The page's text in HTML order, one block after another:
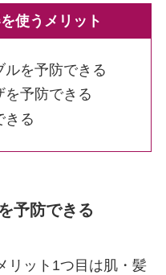
使うメリット
ルを予防できる
を予防できる
きる
予防できる
リット1つ目は肌・髪